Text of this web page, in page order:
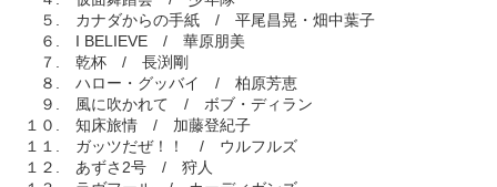
５. カナダからの手紙 / 平尾昌晃・畑中葉子
６. I BELIEVE / 華原朋美
７. 乾杯 / 長渕剛
８. ハロー・グッバイ / 柏原芳恵
９. 風に吹かれて / ボブ・ディラン
１０. 知床旅情 / 加藤登紀子
１１. ガッツだぜ！！ / ウルフルズ
１２. あずさ2号 / 狩人